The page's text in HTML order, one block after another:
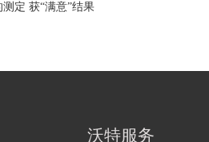
定 获“满意”结果
沃特服务